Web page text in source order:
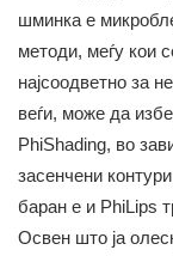
шминка е
методи, меѓу кои
најсоодветно за
веѓи, може да
PhiShading, во
засенчени
баран е и PhiLips
Освен што ја